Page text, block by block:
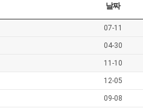
날짜
07-11
04-30
11-10
12-05
09-08